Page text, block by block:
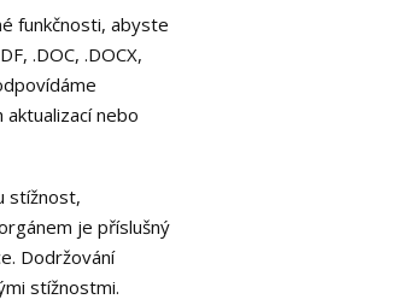
funkčnosti, abyste
.DOC, .DOCX,
nebo
stížnost,
je příslušný
Dodržování
stížnostmi.